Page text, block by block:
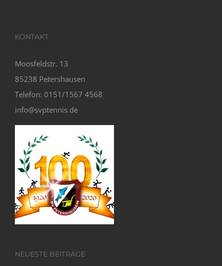
KONTAKT
Moosfeldstr. 13
85238 Petershausen
Telefon: 0151/1567 4568
info@svptennis.de
NEUESTE BEITRÄGE